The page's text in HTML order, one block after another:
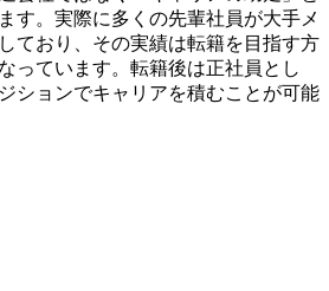
す。実際に多くの先輩社員が大手メ
ており、その実績は転籍を目指す方
っています。転籍後は正社員とし
ションでキャリアを積むことが可能